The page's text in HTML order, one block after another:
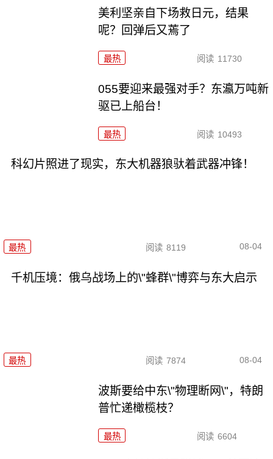
美利坚亲自下场救日元，结果
呢？回弹后又蔫了
最热 阅读 11730
055要迎来最强对手？东瀛万吨新
驱已上船台！
最热 阅读 10493
科幻片照进了现实，东大机器狼驮着武器冲锋！
最热 阅读 8119 08-04
千机压境：俄乌战场上的\"蜂群\"博弈与东大启示
最热 阅读 7874 08-04
波斯要给中东\"物理断网\"，特朗
普忙递橄榄枝？
最热 阅读 6604